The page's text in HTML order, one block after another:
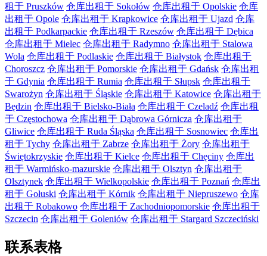
租于 Pruszków 仓库出租于 Sokołów 仓库出租于 Opolskie 仓库
出租于 Opole 仓库出租于 Krapkowice 仓库出租于 Ujazd 仓库
出租于 Podkarpackie 仓库出租于 Rzeszów 仓库出租于 Dębica
仓库出租于 Mielec 仓库出租于 Radymno 仓库出租于 Stalowa
Wola 仓库出租于 Podlaskie 仓库出租于 Białystok 仓库出租于
Choroszcz 仓库出租于 Pomorskie 仓库出租于 Gdańsk 仓库出租
于 Gdynia 仓库出租于 Rumia 仓库出租于 Słupsk 仓库出租于
Swarożyn 仓库出租于 Śląskie 仓库出租于 Katowice 仓库出租于
Będzin 仓库出租于 Bielsko-Biała 仓库出租于 Czeladź 仓库出租
于 Częstochowa 仓库出租于 Dąbrowa Górnicza 仓库出租于
Gliwice 仓库出租于 Ruda Śląska 仓库出租于 Sosnowiec 仓库出
租于 Tychy 仓库出租于 Zabrze 仓库出租于 Żory 仓库出租于
Świętokrzyskie 仓库出租于 Kielce 仓库出租于 Chęciny 仓库出
租于 Warmińsko-mazurskie 仓库出租于 Olsztyn 仓库出租于
Olsztynek 仓库出租于 Wielkopolskie 仓库出租于 Poznań 仓库出
租于 Gołuski 仓库出租于 Kórnik 仓库出租于 Niepruszewo 仓库
出租于 Robakowo 仓库出租于 Zachodniopomorskie 仓库出租于
Szczecin 仓库出租于 Goleniów 仓库出租于 Stargard Szczeciński
联系表格